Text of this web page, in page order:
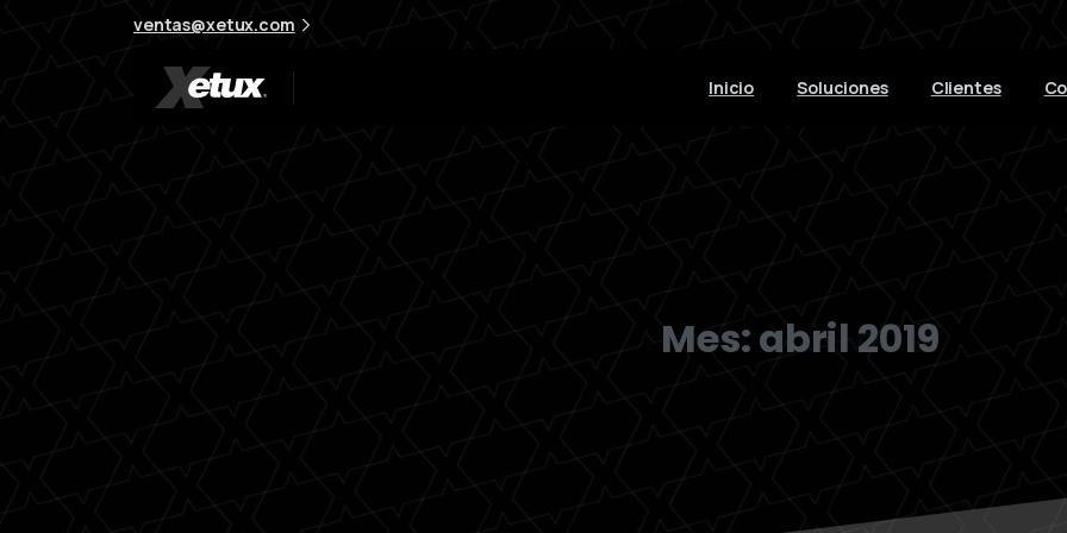
ventas@xetux.com
Inicio Soluciones Clientes
Mes:abril 2019